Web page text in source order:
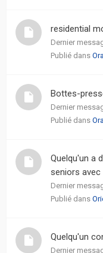
residential
Dernier
Publié dans
Bottes-
Dernier
Publié dans
Quelqu'un a
seniors avec
Dernier
Publié dans
Quelqu'un
Dernier